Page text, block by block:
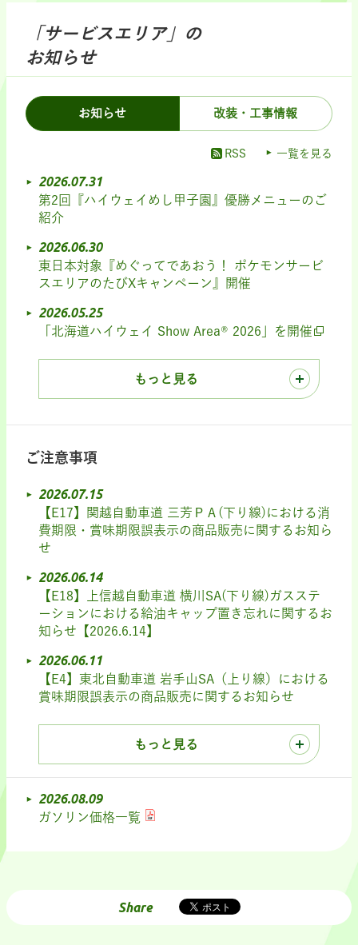
「サービスエリア」の
お知らせ
お知らせ 改装・工事情報
RSS 一覧を見る
2026.07.31
第2回『ハイウェイめし甲子園』優勝メニューのご
紹介
2026.06.30
東日本対象『めぐってであおう！ ポケモンサービ
スエリアのたびXキャンペーン』開催
2026.05.25
「北海道ハイウェイ Show Area® 2026」を開催
もっと見る
ご注意事項
2026.07.15
【E17】関越自動車道 三芳ＰＡ(下り線)における消
費期限・賞味期限誤表示の商品販売に関するお知ら
せ
2026.06.14
【E18】上信越自動車道 横川SA(下り線)ガスステ
ーションにおける給油キャップ置き忘れに関するお
知らせ【2026.6.14】
2026.06.11
【E4】東北自動車道 岩手山SA（上り線）における
賞味期限誤表示の商品販売に関するお知らせ
もっと見る
2026.08.09
ガソリン価格一覧
Share